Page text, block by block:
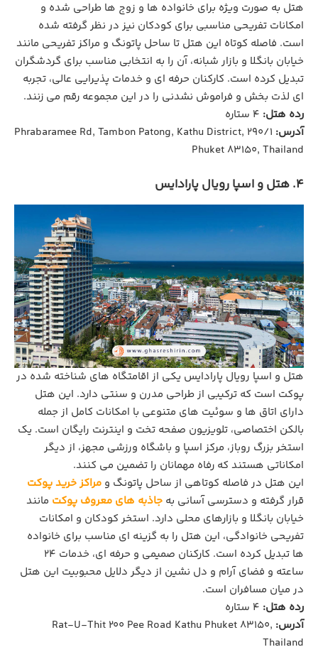
هتل به ‌صورت ویژه برای خانواده ‌ها و زوج‌ ها طراحی شده و
امکانات تفریحی مناسبی برای کودکان نیز در نظر گرفته شده
است. فاصله کوتاه این هتل تا ساحل پاتونگ و مراکز تفریحی مانند
خیابان بانگلا و بازار شبانه، آن را به انتخابی مناسب برای گردشگران
تبدیل کرده است. کارکنان حرفه ‌ای و خدمات پذیرایی عالی، تجربه
‌ای لذت ‌بخش و فراموش ‌نشدنی را در این مجموعه رقم می‌ زنند.
رده هتل: 4 ستاره
آدرس:
290/1 Phrabaramee Rd, Tambon Patong, Kathu District,
Phuket 83150, Thailand
4. هتل و اسپا رویال پارادایس
هتل و اسپا رویال پارادایس یکی از اقامتگاه‌ های شناخته ‌شده در
پوکت است که ترکیبی از طراحی مدرن و سنتی دارد. این هتل
دارای اتاق‌ ها و سوئیت‌ های متنوعی با امکانات کامل از جمله
بالکن اختصاصی، تلویزیون صفحه ‌تخت و اینترنت رایگان است. یک
استخر بزرگ روباز، مرکز اسپا و باشگاه ورزشی مجهز، از دیگر
امکاناتی هستند که رفاه مهمانان را تضمین می ‌کنند.
این هتل در فاصله کوتاهی از ساحل پاتونگ و مراکز خرید پوکت
قرار گرفته و دسترسی آسانی به جاذبه ‌های معروف پوکت مانند
خیابان بانگلا و بازارهای محلی دارد. استخر کودکان و امکانات
تفریحی خانوادگی، این هتل را به گزینه ‌ای مناسب برای خانواده‌
ها تبدیل کرده است. کارکنان صمیمی و حرفه‌ ای، خدمات ۲۴
ساعته و فضای آرام و دل ‌نشین از دیگر دلایل محبوبیت این هتل
در میان مسافران است.
رده هتل:
آدرس: Rat-U-Thit 200 Pee Road Kathu Phuket 83150,
Thailand